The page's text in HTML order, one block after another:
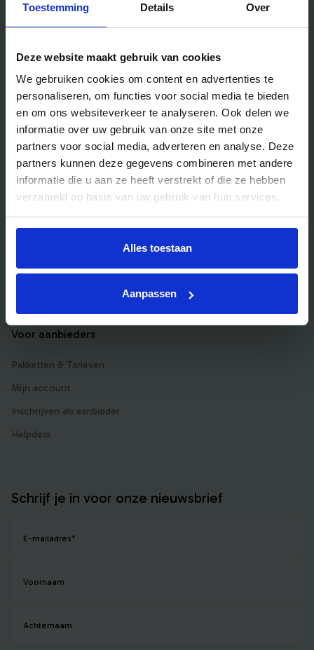
Toestemming Details Over
Deze website maakt gebruik van cookies
We gebruiken cookies om content en advertenties te
personaliseren, om functies voor social media te bieden
en om ons websiteverkeer te analyseren. Ook delen we
informatie over uw gebruik van onze site met onze
partners voor social media, adverteren en analyse. Deze
partners kunnen deze gegevens combineren met andere
informatie die u aan ze heeft verstrekt of die ze hebben
verzameld op basis van uw gebruik van hun services.
Alles toestaan
Aanpassen
Blog
Veelgestelde vragen
Bedrijfsuitjes
Bedrijfsuitje outdoor
Bedrijfsuitje indoor
Bedrijfsuitje actief
Bedrijfsuitje Brabant
Bedrijfsuitje Eindhoven
Bedrijfsuitje uniek
Voor aanbieders
Pakketten & Tarieven
Mijn account
Inschrijven als aanbieder
Helpdesk
Schrijf je in voor onze nieuwsbrief
E-mailadres*
Voornaam
Achternaam